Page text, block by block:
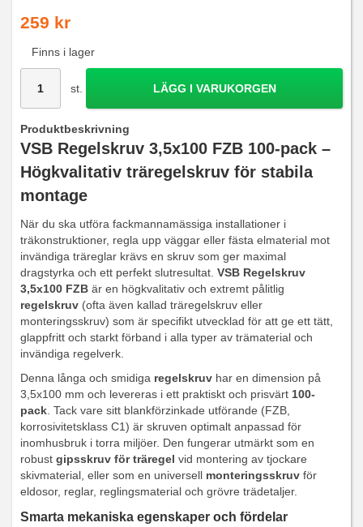
259 kr
Finns i lager
st. LÄGG I VARUKORGEN
Produktbeskrivning
VSB Regelskruv 3,5x100 FZB 100-pack –
Högkvalitativ träregelskruv för stabila
montage
När du ska utföra fackmannamässiga installationer i
träkonstruktioner, regla upp väggar eller fästa elmaterial mot
invändiga träreglar krävs en skruv som ger maximal
dragstyrka och ett perfekt slutresultat. VSB Regelskruv
3,5x100 FZB är en högkvalitativ och extremt pålitlig
regelskruv (ofta även kallad träregelskruv eller
monteringsskruv) som är specifikt utvecklad för att ge ett tätt,
glappfritt och starkt förband i alla typer av trämaterial och
invändiga regelverk.
Denna långa och smidiga regelskruv har en dimension på
3,5x100 mm och levereras i ett praktiskt och prisvärt 100-
pack. Tack vare sitt blankförzinkade utförande (FZB,
korrosivitetsklass C1) är skruven optimalt anpassad för
inomhusbruk i torra miljöer. Den fungerar utmärkt som en
robust gipsskruv för träregel vid montering av tjockare
skivmaterial, eller som en universell monteringsskruv för
eldosor, reglar, reglingsmaterial och grövre trädetaljer.
Smarta mekaniska egenskaper och fördelar